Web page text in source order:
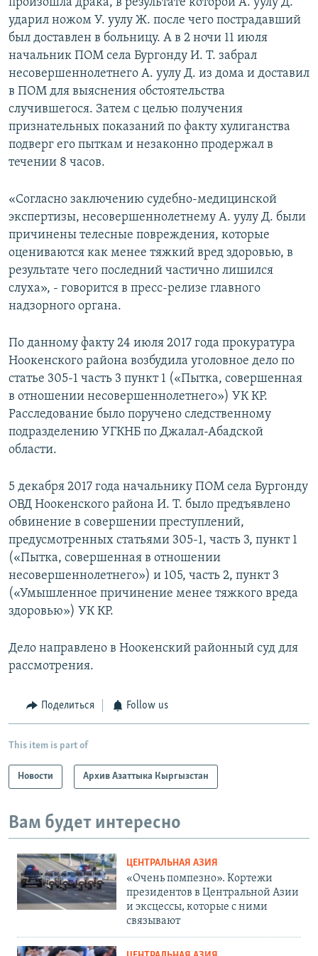
произошла драка, в результате которой А. уулу Д.
ударил ножом У. уулу Ж. после чего пострадавший
был доставлен в больницу. А в 2 ночи 11 июля
начальник ПОМ села Бургонду И. Т. забрал
несовершеннолетнего А. уулу Д. из дома и доставил
в ПОМ для выяснения обстоятельства
случившегося. Затем с целью получения
признательных показаний по факту хулиганства
подверг его пыткам и незаконно продержал в
течении 8 часов.
«Согласно заключению судебно-медицинской
экспертизы, несовершеннолетнему А. уулу Д. были
причинены телесные повреждения, которые
оцениваются как менее тяжкий вред здоровью, в
результате чего последний частично лишился
слуха», - говорится в пресс-релизе главного
надзорного органа.
По данному факту 24 июля 2017 года прокуратура
Ноокенского района возбудила уголовное дело по
статье 305-1 часть 3 пункт 1 («Пытка, совершенная
в отношении несовершеннолетнего») УК КР.
Расследование было поручено следственному
подразделению УГКНБ по Джалал-Абадской
области.
5 декабря 2017 года начальнику ПОМ села Бургонду
ОВД Ноокенского района И. Т. было предъявлено
обвинение в совершении преступлений,
предусмотренных статьями 305-1, часть 3, пункт 1
(«Пытка, совершенная в отношении
несовершеннолетнего») и 105, часть 2, пункт 3
(«Умышленное причинение менее тяжкого вреда
здоровью») УК КР.
Дело направлено в Ноокенский районный суд для
рассмотрения.
Поделиться Follow us
This item is part of
Новости Архив Азаттыка Кыргызстан
Вам будет интересно
ЦЕНТРАЛЬНАЯ АЗИЯ
«Очень помпезно». Кортежи
президентов в Центральной Азии
и эксцессы, которые с ними
связывают